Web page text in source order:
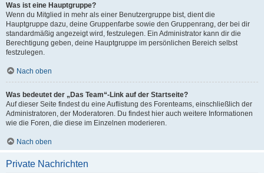
Was ist eine Hauptgruppe?
Wenn du Mitglied in mehr als einer Benutzergruppe bist, dient die
Hauptgruppe dazu, deine Gruppenfarbe sowie den Gruppenrang, der bei dir
standardmäßig angezeigt wird, festzulegen. Ein Administrator kann dir die
Berechtigung geben, deine Hauptgruppe im persönlichen Bereich selbst
festzulegen.
Nach oben
Was bedeutet der „Das Team“-Link auf der Startseite?
Auf dieser Seite findest du eine Auflistung des Forenteams, einschließlich der
Administratoren, der Moderatoren. Du findest hier auch weitere Informationen
wie die Foren, die diese im Einzelnen moderieren.
Nach oben
Private Nachrichten